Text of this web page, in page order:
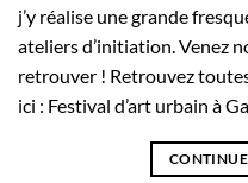
j’y réalise une grande
ateliers d’initiation. Venez
retrouver ! Retrouvez
ici : Festival d’art urbain à